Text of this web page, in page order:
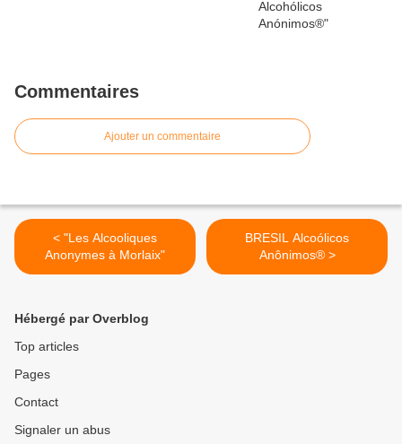
Commentaires
Ajouter un commentaire
< "Les Alcooliques
Anonymes à Morlaix"
BRESIL Alcoólicos
Anônimos® >
Hébergé par Overblog
Top articles
Pages
Contact
Signaler un abus